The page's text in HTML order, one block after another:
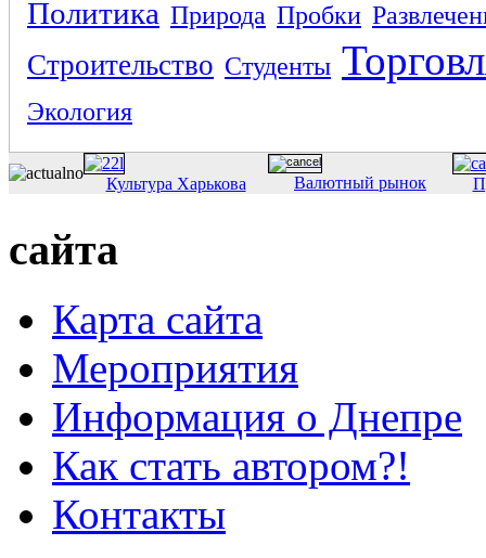
Политика Природа Пробки
Строительство Студенты
Экология
Культура Харькова Валютный рынок
сайта
Карта сайта
Мероприятия
Информация о Днепре
Как стать автором?!
Контакты